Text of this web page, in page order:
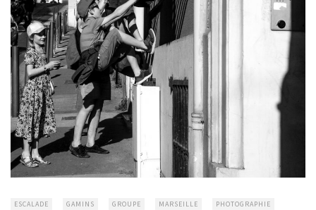
ESCALADE GAMINS GROUPE MARSEILLE PHOTOGRAPHIE